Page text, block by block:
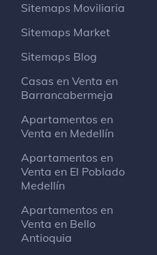
Sitemaps Moviliaria
Sitemaps Market
Sitemaps Blog
Casas en Venta en
Barrancabermeja
Apartamentos en
Venta en Medellín
Apartamentos en
Venta en El Poblado
Medellín
Apartamentos en
Venta en Bello
Antioquia